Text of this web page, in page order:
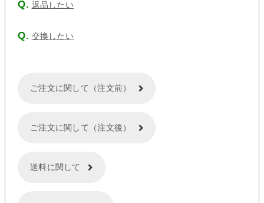
返品したい
交換したい
ご注文に関して（注文前）
ご注文に関して（注文後）
送料に関して